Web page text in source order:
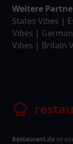
Weitere
States Vibes |
Vibes |
Vibes | Britain
Restaurant.de ist